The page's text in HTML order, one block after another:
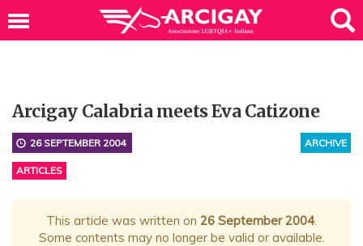
Arcigay Calabria meets Eva Catizone
ARCHIVE
26 SEPTEMBER 2004
ARTICLES
This article was written on 26 September 2004.
Some contents may no longer be valid or available.